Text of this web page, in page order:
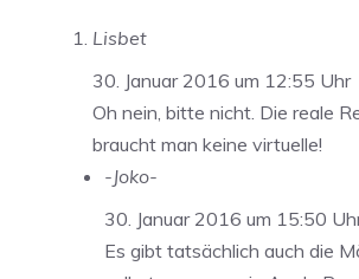
Lisbet
30. Januar 2016 um 12:55 Uhr
Oh nein, bitte nicht. Die reale
braucht man keine virtuelle!
-Joko-
30. Januar 2016 um 15:50
Es gibt tatsächlich auch die